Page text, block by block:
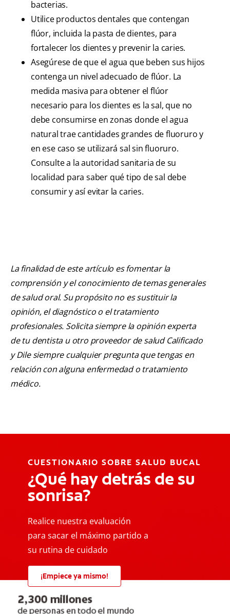
bacterias.
Utilice productos dentales que contengan
flúor, incluida la pasta de dientes, para
fortalecer los dientes y prevenir la caries.
Asegúrese de que el agua que beben sus hijos
contenga un nivel adecuado de flúor. La
medida masiva para obtener el flúor
necesario para los dientes es la sal, que no
debe consumirse en zonas donde el agua
natural trae cantidades grandes de fluoruro y
en ese caso se utilizará sal sin fluoruro.
Consulte a la autoridad sanitaria de su
localidad para saber qué tipo de sal debe
consumir y así evitar la caries.
La finalidad de este artículo es fomentar la
comprensión y el conocimiento de temas generales
de salud oral. Su propósito no es sustituir la
opinión, el diagnóstico o el tratamiento
profesionales. Solicita siempre la opinión experta
de tu dentista u otro proveedor de salud Calificado
y Dile siempre cualquier pregunta que tengas en
relación con alguna enfermedad o tratamiento
médico.
CUESTIONARIO SOBRE SALUD BUCAL
¿Qué hay detrás de su
sonrisa?
Realice nuestra evaluación
para sacar el máximo partido a
su rutina de cuidado
¡Empiece ya mismo!